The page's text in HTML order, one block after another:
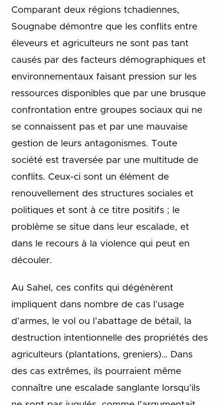
Comparant deux régions tchadiennes,
Sougnabe démontre que les conflits entre
éleveurs et agriculteurs ne sont pas tant
causés par des facteurs démographiques et
environnementaux faisant pression sur les
ressources disponibles que par une brusque
confrontation entre groupes sociaux qui ne
se connaissent pas et par une mauvaise
gestion de leurs antagonismes. Toute
société est traversée par une multitude de
conflits. Ceux-ci sont un élément de
renouvellement des structures sociales et
politiques et sont à ce titre positifs ; le
problème se situe dans leur escalade, et
dans le recours à la violence qui peut en
découler.
Au Sahel, ces confits qui dégénèrent
impliquent dans nombre de cas l’usage
d’armes, le vol ou l’abattage de bétail, la
destruction intentionnelle des propriétés des
agriculteurs (plantations, greniers)… Dans
des cas extrêmes, ils pourraient même
connaître une escalade sanglante lorsqu’ils